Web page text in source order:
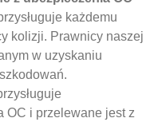
każdemu
kolizji. Prawnicy naszej
w uzyskaniu
OC i przelewane jest z